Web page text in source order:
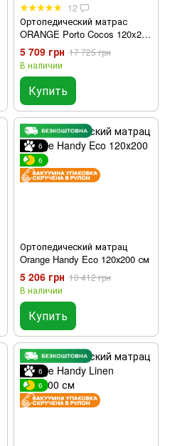
12
Ортопедический матрас
ORANGE Porto Cocos 120x200
см
5 709 грн 17 725 грн
В наличии
Купить
6
6
Ортопедический матрац
Orange Handy Eco 120х200 см
5 206 грн 10 412 грн
В наличии
Купить
6
6